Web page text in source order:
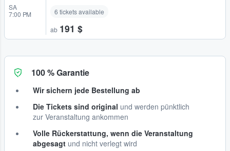
SA
7:00 PM
6 tickets available
ab 191 $
100 % Garantie
Wir sichern jede Bestellung ab
Die Tickets sind original und werden pünktlich
zur Veranstaltung ankommen
Volle Rückerstattung, wenn die Veranstaltung
abgesagt und nicht verlegt wird